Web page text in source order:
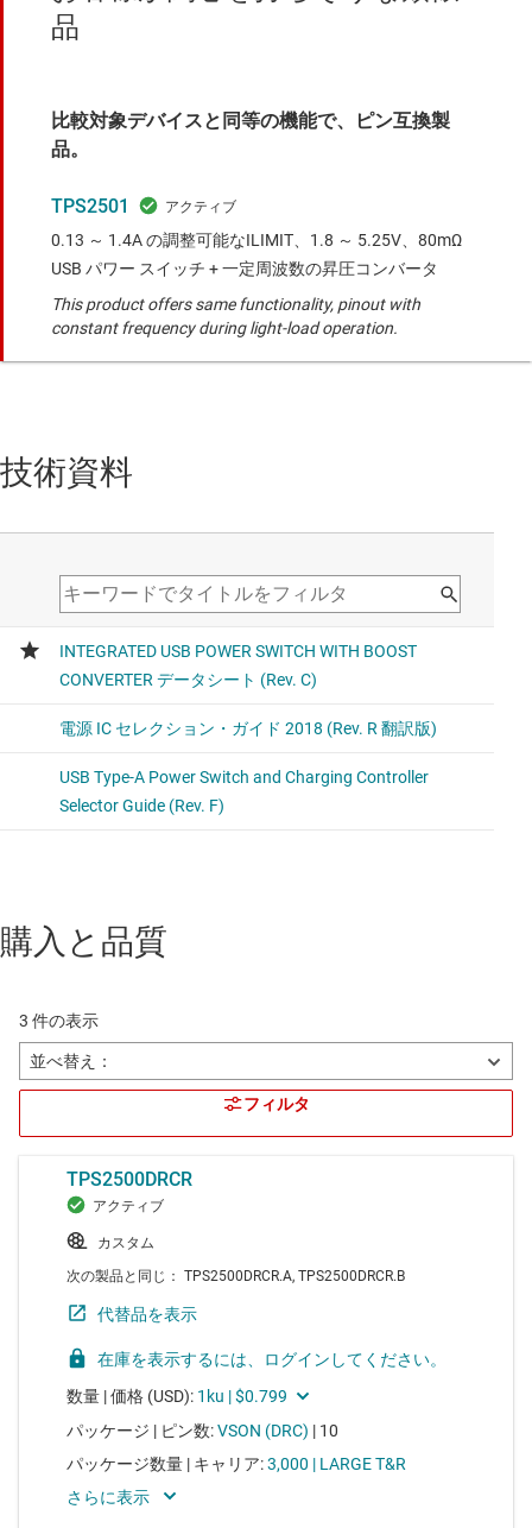
品
比較対象デバイスと同等の機能で、ピン互換製
品。
TPS2501
0.13 ～ 1.4A の調整可能なILIMIT、1.8 ～ 5.25V、80mΩ
USB パワー スイッチ + 一定周波数の昇圧コンバータ
This product offers same functionality, pinout with
constant frequency during light-load operation.
技術資料
購入と品質